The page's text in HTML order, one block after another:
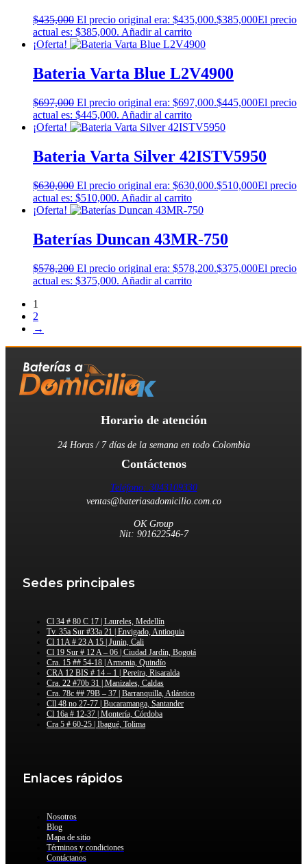
$435,000 El precio original era: $435,000.$385,000El precio
actual es: $385,000. Añadir al carrito
¡Oferta!
Bateria Varta Blue L2V4900
$697,000 El precio original era: $697,000.$445,000El precio
actual es: $445,000. Añadir al carrito
¡Oferta!
Bateria Varta Silver 42ISTV5950
$630,000 El precio original era: $630,000.$510,000El precio
actual es: $510,000. Añadir al carrito
¡Oferta!
Baterías Duncan 43MR-750
$578,200 El precio original era: $578,200.$375,000El precio
actual es: $375,000. Añadir al carrito
1
2
→
Horario de atención
24 Horas / 7 días de la semana en todo Colombia
Contáctenos
Teléfono: 3043109330
ventas@bateriasadomicilio.com.co
OK Group
Nit: 901622546-7
Sedes principales
Cl 34 # 80 C 17 | Laureles, Medellín
Tv. 35a Sur #33a 21 | Envigado, Antioquia
Cl 11A # 23 A 15 | Junin, Cali
Cl 19 Sur # 12 A – 06 | Ciudad Jardín, Bogotá
Cra. 15 ## 54-18 | Armenia, Quindío
CRA 12 BIS # 14 – 1 | Pereira, Risaralda
Cra. 22 #70b 31 | Manizales, Caldas
Cra. 78c ## 79B – 37 | Barranquilla, Atlántico
Cll 48 no 27-77 | Bucaramanga, Santander
Cl 16a # 12-37 | Montería, Córdoba
Cra 5 # 60-25 | Ibagué, Tolima
Enlaces rápidos
Nosotros
Blog
Mapa de sitio
Términos y condiciones
Contáctanos